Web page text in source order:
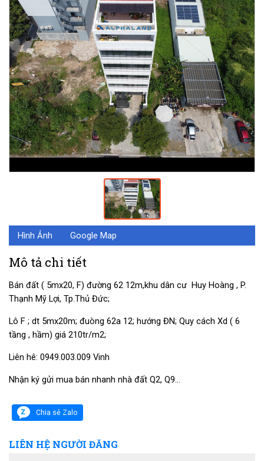
Hình Ảnh Google Map
Mô tả chi tiết
Bán đất ( 5mx20, F) đường 62 12m,khu dân cư Huy Hoàng , P.
Thạnh Mỹ Lợi, Tp.Thủ Đức;
Lô F ; dt 5mx20m; đuòng 62a 12; hướng ĐN; Quy cách Xd ( 6
tầng , hầm) giá 210tr/m2;
Liên hê: 0949.003.009 Vinh
Nhận ký gửi mua bán nhanh nhà đất Q2, Q9…
Chia sẻ Zalo
LIÊN HỆ NGƯỜI ĐĂNG